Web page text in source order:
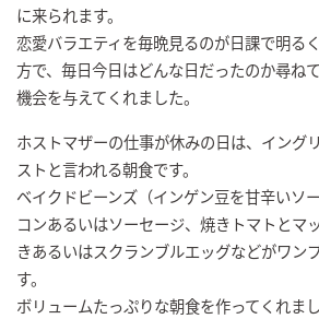
に来られます。
恋愛バラエティを毎晩見るのが日課で明る
方で、毎日今日はどんな日だったのか尋ね
機会を与えてくれました。
ホストマザーの仕事が休みの日は、イング
ストと言われる朝食です。
ベイクドビーンズ（インゲン豆を甘辛いソ
コンあるいはソーセージ、焼きトマトとマ
きあるいはスクランブルエッグなどがワン
す。
ボリュームたっぷりな朝食を作ってくれま